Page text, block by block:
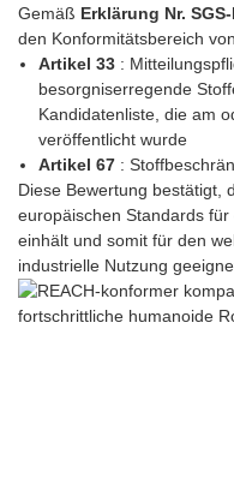
Gemäß Erklärung Nr.
den Konformitätsbereich
Artikel 33:
besorgniserregende
Kandidatenliste, die am
veröffentlicht wurde
Artikel 67:
Diese Bewertung bestätigt,
europäischen Standards
einhält und somit für den
industrielle Nutzung